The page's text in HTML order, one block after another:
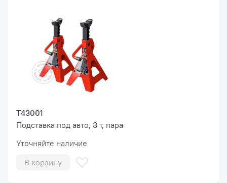
T43001
Подставка под авто, 3 т, пара
Уточняйте наличие
В корзину